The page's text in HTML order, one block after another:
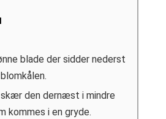
blade der sidder nederst
skær den dernæst i mindre
kommes i en gryde.